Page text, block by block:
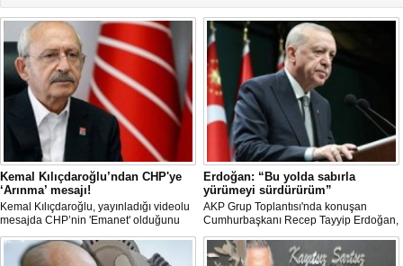
Kemal Kılıçdaroğlu’ndan CHP'ye
‘Arınma’ mesajı!
Kemal Kılıçdaroğlu, yayınladığı videolu
mesajda CHP’nin 'Emanet' olduğunu
vurgulayıp 'Arınma' ve 'İç Muhasebe'
ifadelerini kullandı. Açıklamalarda Parti
içi süreçlere ve Yargı tartışmalarına
Erdoğan: “Bu yolda sabırla
yürümeyi sürdürürüm”
AKP Grup Toplantısı'nda konuşan
Cumhurbaşkanı Recep Tayyip Erdoğan,
"Tek başıma kalsam dâhi 'Bu yol hak
yoludur, dönmek bilmez yürürüm' der,
bu yolda sabırla yürümeyi sürdürürüm"